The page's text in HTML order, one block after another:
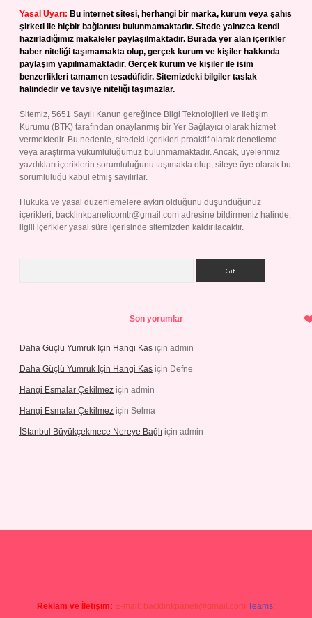
Yasal Uyarı: Bu internet sitesi, herhangi bir marka, kurum veya şahıs
şirketi ile hiçbir bağlantısı bulunmamaktadır. Sitede yalnızca kendi
hazırladığımız makaleler paylaşılmaktadır. Burada yer alan içerikler
haber niteliği taşımamakta olup, gerçek kurum ve kişiler hakkında
paylaşım yapılmamaktadır. Gerçek kurum ve kişiler ile isim
benzerlikleri tamamen tesadüfidir. Sitemizdeki bilgiler taslak
halindedir ve tavsiye niteliği taşımazlar.
Sitemiz, 5651 Sayılı Kanun gereğince Bilgi Teknolojileri ve İletişim
Kurumu (BTK) tarafından onaylanmış bir Yer Sağlayıcı olarak hizmet
vermektedir. Bu nedenle, sitedeki içerikleri proaktif olarak denetleme
veya araştırma yükümlülüğümüz bulunmamaktadır. Ancak, üyelerimiz
yazdıkları içeriklerin sorumluluğunu taşımakta olup, siteye üye olarak bu
sorumluluğu kabul etmiş sayılırlar.
Hukuka ve yasal düzenlemelere aykırı olduğunu düşündüğünüz
içerikleri, backlinkpanelicomtr@gmail.com adresine bildirmeniz halinde,
ilgili içerikler yasal süre içerisinde sitemizden kaldırılacaktır.
Son yorumlar
Daha Güçlü Yumruk Için Hangi Kas için admin
Daha Güçlü Yumruk Için Hangi Kas için Defne
Hangi Esmalar Çekilmez için admin
Hangi Esmalar Çekilmez için Selma
İStanbul Büyükçekmece Nereye Bağlı için admin
Reklam ve İletişim: E-mail: backlinkpaneli@gmail.com Teams: